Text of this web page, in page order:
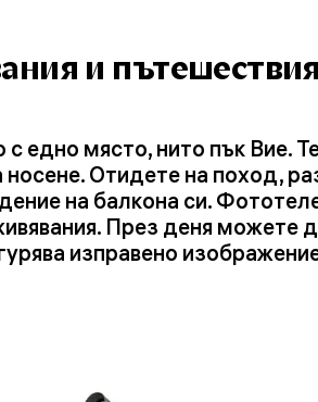
и пътешествия
едно място, нито пък Вие.
носене. Отидете на поход,
на балкона си.
През деня можете
изправено